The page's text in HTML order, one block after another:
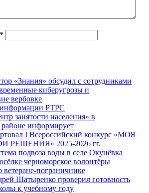
*
«Знания» обсудил с сотрудниками
киберугрозы и
вербовке
РТРС
занятости населения» в
информирует
I Всероссийский конкурс «МОЯ
РЕШЕНИЯ» 2025-2026 гг.
подвоза воды в селе Окунёвка
черноморское волонтёры
ветеране-пограничнике
Шатыренко проверил готовность
к учебному году